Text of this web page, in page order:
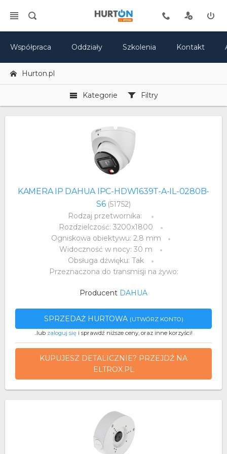
Współpraca Oddziały Szkolenia Kontakt
Hurton.pl
Kategorie Filtry
KAMERA IP DAHUA IPC-HDW1639T-A-IL-0280B-
S6 (51752)
Rodzaj przetwornika:
Rozdzielczość: 3200x1800
Ogniskowa obiektywu: 2.8 mm
Widoczność w nocy: 30 m
Obsługa dźwięku: Tak
Przeznaczona do transmisji na żywo:
Producent DAHUA
SPRZEDAŻ HURTOWA (UTWÓRZ KONTO)
..lub zaloguj się i sprawdź niższe ceny, oraz inne korzyści!
KUPUJESZ DETALICZNIE? PRZEJDŹ NA
ELTROX.PL